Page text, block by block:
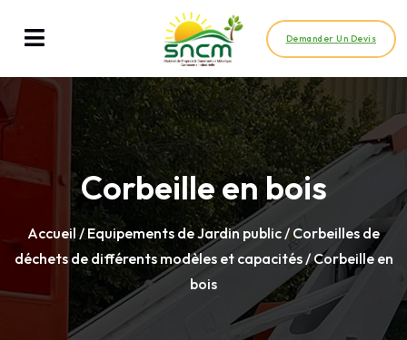
Demander Un Devis
Corbeille en bois
Accueil / Equipements de Jardin public/Corbeilles de
déchets de différents modèles et capacités/ Corbeille en
bois